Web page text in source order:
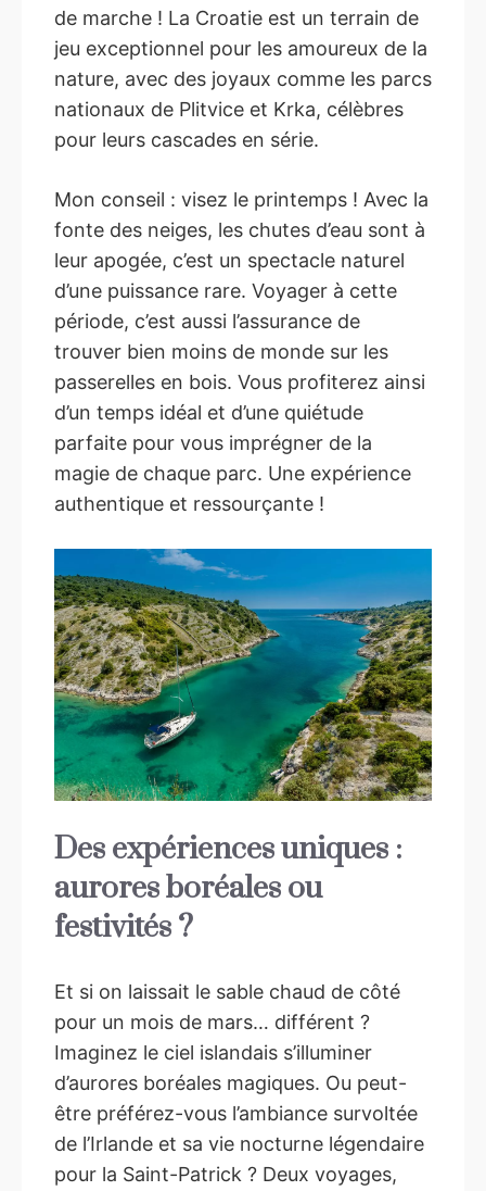
de marche ! La Croatie est un terrain de
jeu exceptionnel pour les amoureux de la
nature, avec des joyaux comme les parcs
nationaux de Plitvice et Krka, célèbres
pour leurs cascades en série.
Mon conseil : visez le printemps ! Avec la
fonte des neiges, les chutes d’eau sont à
leur apogée, c’est un spectacle naturel
d’une puissance rare. Voyager à cette
période, c’est aussi l’assurance de
trouver bien moins de monde sur les
passerelles en bois. Vous profiterez ainsi
d’un temps idéal et d’une quiétude
parfaite pour vous imprégner de la
magie de chaque parc. Une expérience
authentique et ressourçante !
Des expériences uniques :
aurores boréales ou
festivités ?
Et si on laissait le sable chaud de côté
pour un mois de mars… différent ?
Imaginez le ciel islandais s’illuminer
d’aurores boréales magiques. Ou peut-
être préférez-vous l’ambiance survoltée
de l’Irlande et sa vie nocturne légendaire
pour la Saint-Patrick ? Deux voyages,